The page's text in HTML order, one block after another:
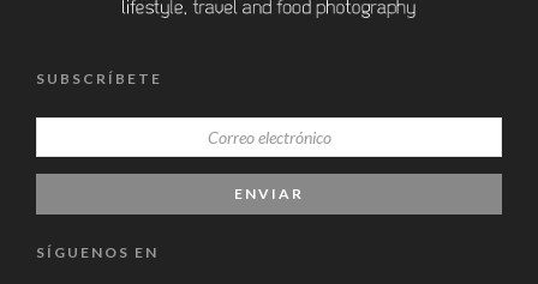
SUBSCRÍBETE
SÍGUENOS EN